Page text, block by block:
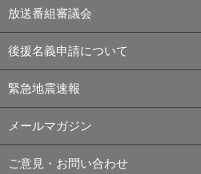
放送番組審議会
後援名義申請について
緊急地震速報
メールマガジン
ご意見・お問い合わせ